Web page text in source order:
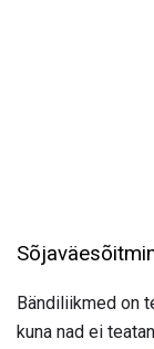
Bändiliikmed on
kuna nad ei